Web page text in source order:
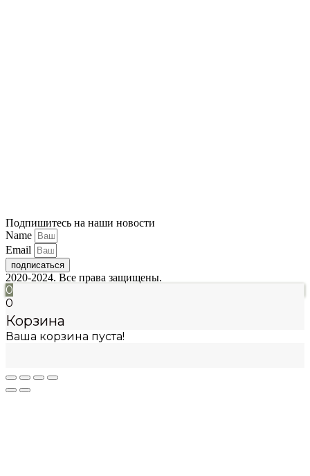
Подпишитесь на наши новости
Name
Email
подписаться
2020-2024. Все права защищены.
0
0
Корзина
Ваша корзина пуста!